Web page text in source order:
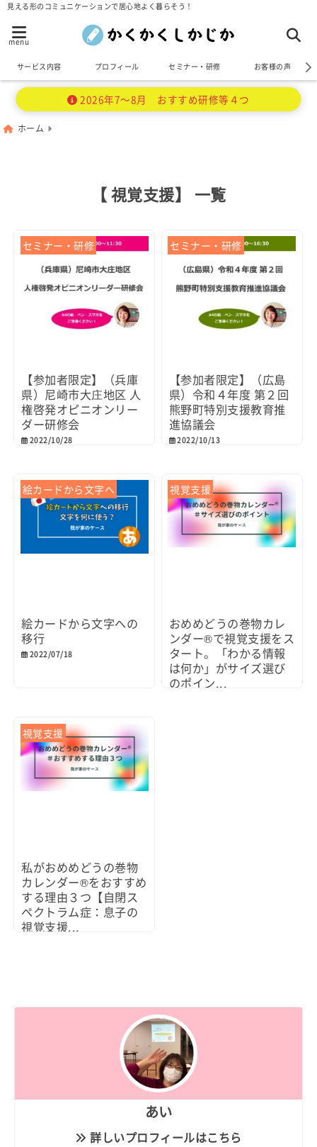
見える形のコミュニケーションで居心地よく暮らそう！
menu
サービス内容 プロフィール セミナー・研修 お客様の声
2026年7～8月 おすすめ研修等４つ
ホーム
【 視覚支援】 一覧
セミナー・研修
【参加者限定】（兵庫
県）尼崎市大庄地区 人
権啓発オピニオンリー
ダー研修会
2022/10/28
セミナー・研修
【参加者限定】（広島
県）令和４年度 第２回
熊野町特別支援教育推
進協議会
2022/10/13
絵カードから文字へ
絵カードから文字への
移行
2022/07/18
視覚支援
おめめどうの巻物カレ
ンダー®で視覚支援をス
タート。「わかる情報
は何か」がサイズ選び
のポイン...
視覚支援
私がおめめどうの巻物
カレンダー®をおすすめ
する理由３つ【自閉ス
ペクトラム症：息子の
視覚支援...
あい
詳しいプロフィールはこちら